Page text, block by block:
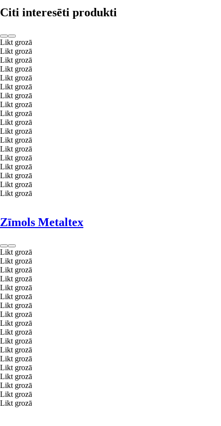
Citi interesēti produkti
Likt grozā
Likt grozā
Likt grozā
Likt grozā
Likt grozā
Likt grozā
Likt grozā
Likt grozā
Likt grozā
Likt grozā
Likt grozā
Likt grozā
Likt grozā
Likt grozā
Likt grozā
Likt grozā
Likt grozā
Likt grozā
Zīmols Metaltex
Likt grozā
Likt grozā
Likt grozā
Likt grozā
Likt grozā
Likt grozā
Likt grozā
Likt grozā
Likt grozā
Likt grozā
Likt grozā
Likt grozā
Likt grozā
Likt grozā
Likt grozā
Likt grozā
Likt grozā
Likt grozā